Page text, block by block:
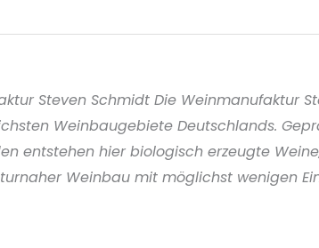
Steven Schmidt Die Weinmanufaktur
Weinbaugebiete Deutschlands.
entstehen hier biologisch erzeugte
Weinbau mit möglichst wenigen